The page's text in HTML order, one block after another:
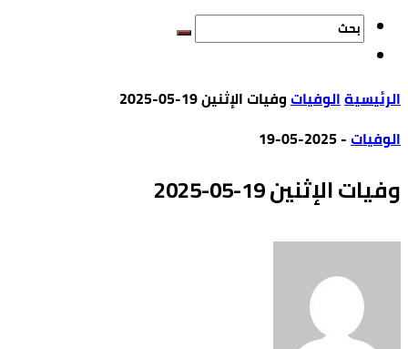
‫الرئيسية‬الوفياتوفيات الإثنين 19-05-2025
الوفيات-
2025-05-19
وفيات الإثنين 19-05-2025